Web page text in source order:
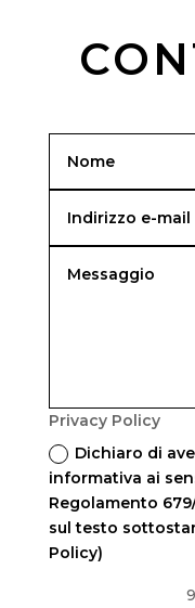
Privacy Policy
Dichiaro di
informativa ai
Regolamento
sul testo
Policy)